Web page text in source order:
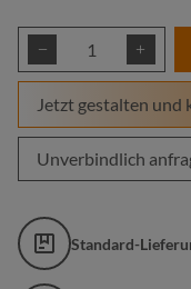
Produkt
Jetzt gestalten und
Unverbindlich
Standard-